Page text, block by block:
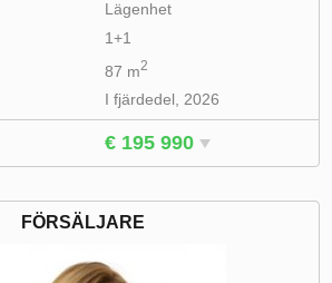
Lägenhet
1+1
87 m2
I fjärdedel, 2026
€ 195 990
FÖRSÄLJARE